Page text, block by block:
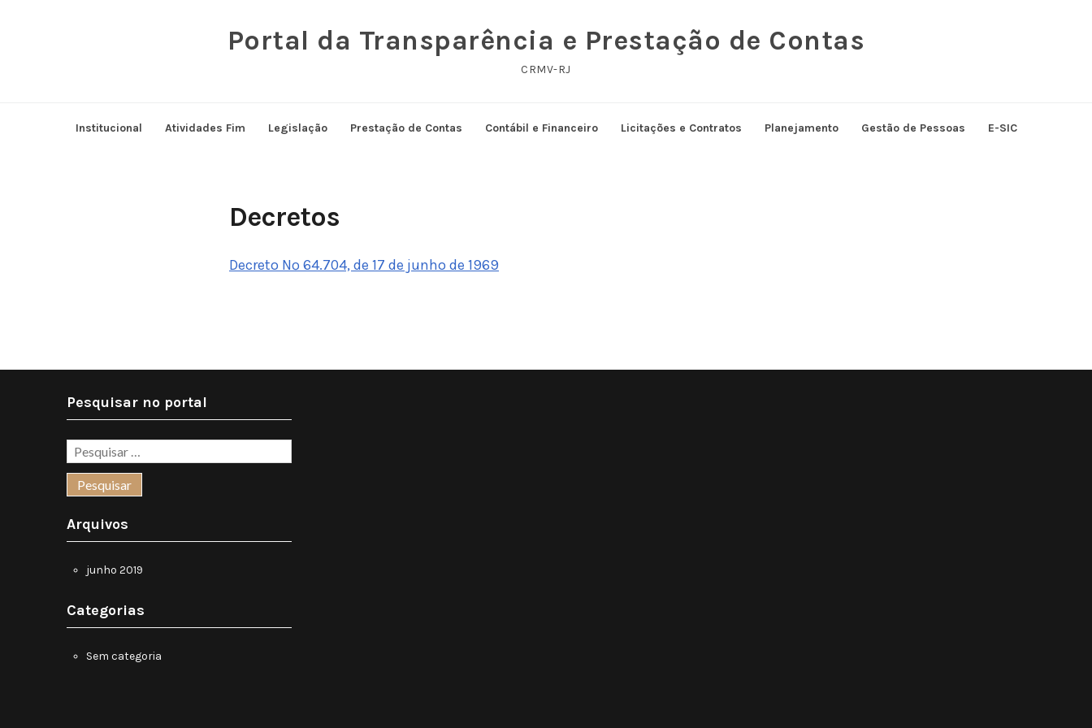
Portal da Transparência e Prestação de Contas
CRMV-RJ
Institucional Atividades Fim Legislação Prestação de Contas Contábil e Financeiro Licitações e Contratos Planejamento Gestão de Pessoas E-SIC
Decretos
Decreto Nº 64.704, de 17 de junho de 1969
Pesquisar no portal
Arquivos
junho 2019
Categorias
Sem categoria